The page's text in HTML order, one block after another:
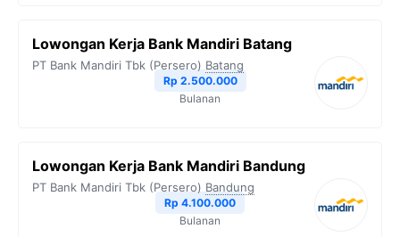
Lowongan Kerja Bank Mandiri Batang
PT Bank Mandiri Tbk (Persero) Batang
Rp 2.500.000
Bulanan
Lowongan Kerja Bank Mandiri Bandung
PT Bank Mandiri Tbk (Persero) Bandung
Rp 4.100.000
Bulanan